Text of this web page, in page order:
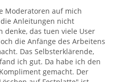
Moderatoren auf mich
Anleitungen nicht
denke, das tuen viele User
die Anfänge des Arbeitens
Das Selbsterklärende,
ich gut. Da habe ich den
gemacht. Der